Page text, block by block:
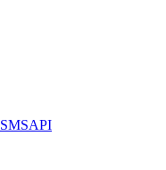
SMSAPI